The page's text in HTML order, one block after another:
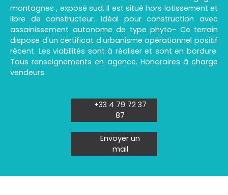
montagnes , exposé sud. Il est situé hors lotissement et
libre de constructeur. Idéal pour construction avec
assainissement autonome de type phyto- Ce terrain
dispose d'un certificat d'urbanisme opérationnel positif
récent. Les viabilités sont à réaliser et sont en bordure.
Tous renseignements en agence. Honoraires à charge
vendeurs.
+33 4 79 72 37
87
Envoyer un
mail